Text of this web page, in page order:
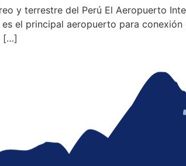
y terrestre del Perú El Aeropuerto
el principal aeropuerto para
[…]